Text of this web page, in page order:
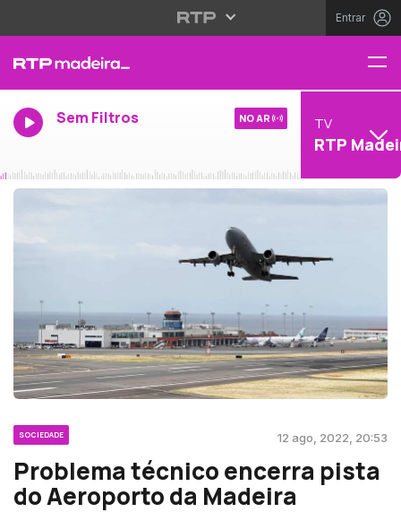
Entrar
Sem Filtros NO AR TV
RTP
SOCIEDADE 12 ago, 2022, 20:53
Problema técnico encerra pista
do Aeroporto da Madeira